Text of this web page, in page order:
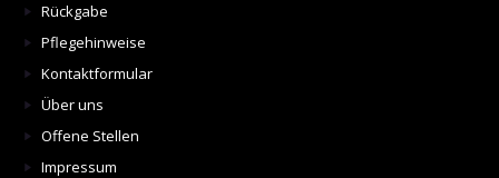
Rückgabe
Pflegehinweise
Kontaktformular
Über uns
Offene Stellen
Impressum